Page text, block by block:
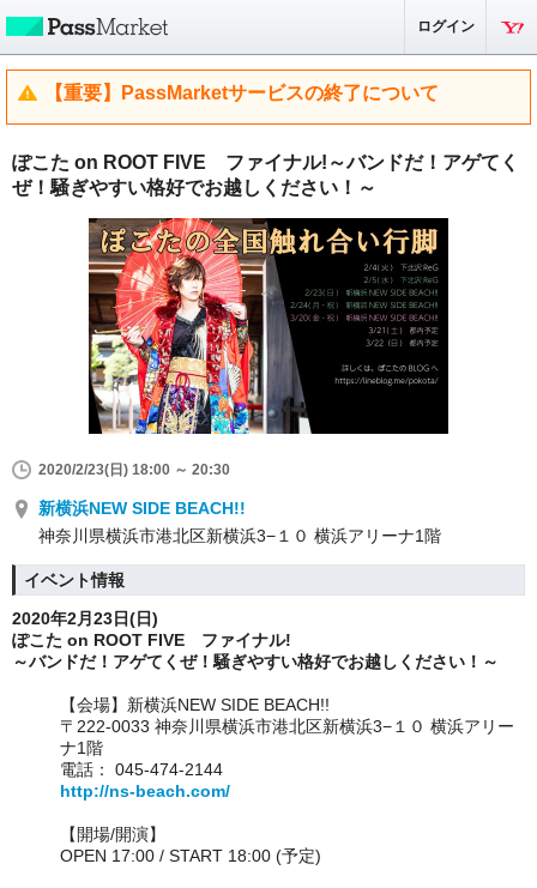
ログイン
【重要】PassMarketサービスの終了について
ぽこた on ROOT FIVE ファイナル!～バンドだ！アゲてく
ぜ！騒ぎやすい格好でお越しください！～
2020/2/23(日) 18:00 ～ 20:30
新横浜NEW SIDE BEACH!!
神奈川県横浜市港北区新横浜3−１０ 横浜アリーナ1階
イベント情報
2020年2月23日(日)
ぽこた on ROOT FIVE ファイナル!
～バンドだ！アゲてくぜ！騒ぎやすい格好でお越しください！～
【会場】 新横浜NEW SIDE BEACH!!
〒222-0033 神奈川県横浜市港北区新横浜3−１０ 横浜アリー
ナ1階
電話： 045-474-2144
http://ns-beach.com/
【開場/開演】
OPEN 17:00 / START 18:00 (予定)